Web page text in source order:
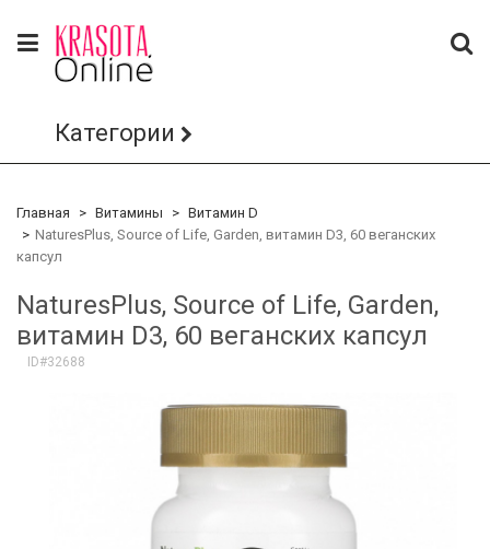
Категории
Главная Витамины
Витамин D
NaturesPlus, Source of Life, Garden, витамин D3, 60 веганских
капсул
NaturesPlus, Source of Life, Garden,
витамин D3, 60 веганских капсул
ID#32688